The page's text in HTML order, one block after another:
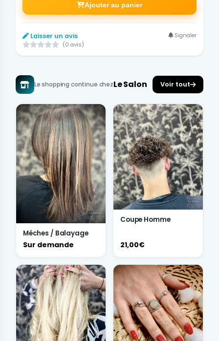
Ajouter au panier
Laisser un avis
(0 avis)
Signaler
Le shopping continue chezLe Salon Voir tout
Méches / Balayage
Sur demande
Coupe Homme
21,00€